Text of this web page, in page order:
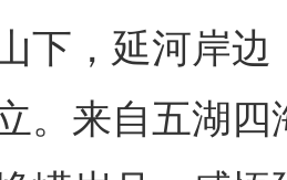
，延河岸边
。来自五湖